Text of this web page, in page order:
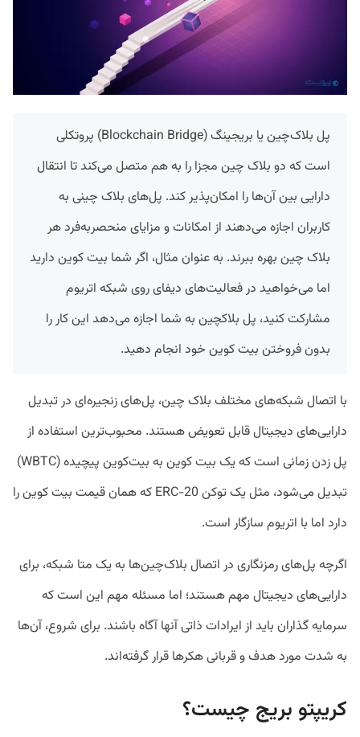
پل بلاک‌چین یا بریجینگ (Blockchain Bridge) پروتکلی
است که دو بلاک چین مجزا را به هم متصل می‌کند تا انتقال
دارایی بین آن‌ها را امکان‌پذیر کند. پل‌های بلاک چینی به
کاربران اجازه می‌دهند از امکانات و مزایای منحصربه‌فرد هر
بلاک چین بهره ببرند. به عنوان مثال، اگر شما بیت کوین دارید
اما می‌خواهید در فعالیت‌های دیفای روی شبکه اتریوم
مشارکت کنید، پل بلاکچین به شما اجازه می‌دهد این کار را
بدون فروختن بیت کوین خود انجام دهید.
با اتصال شبکه‌های مختلف بلاک چین، پل‌های زنجیره‌ای در تبدیل
دارایی‌های دیجیتال قابل تعویض هستند. محبوب‌ترین استفاده از
پل زدن زمانی است که یک بیت کوین به بیت‌کوین پیچیده (WBTC)
تبدیل می‌شود، مثل یک توکن ERC-20 که همان قیمت بیت کوین را
دارد اما با اتریوم سازگار است.
اگرچه پل‌های رمزنگاری در اتصال بلاک‌چین‌ها به یک متا شبکه، برای
دارایی‌های دیجیتال مهم هستند؛ اما مسئله مهم این است که
سرمایه گذاران باید از ایرادات ذاتی آنها آگاه باشند. برای شروع، آن‌ها
به شدت مورد هدف و قربانی هکرها قرار گرفته‌اند.
کریپتو بریج چیست؟